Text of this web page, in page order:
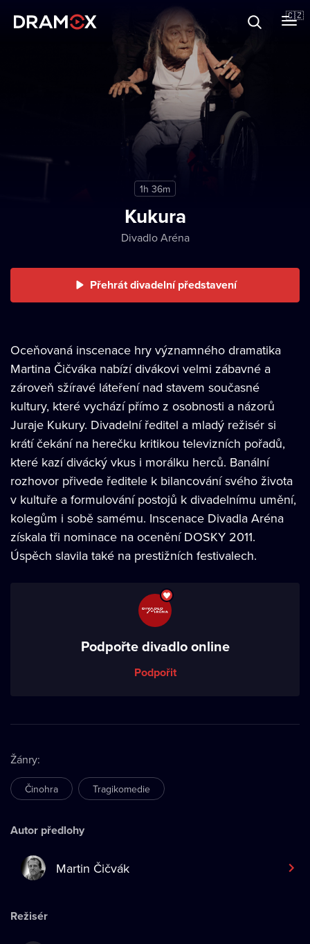
🇨🇿
1h 36m
Kukura
Divadlo Aréna
Přehrát divadelní představení
Oceňovaná inscenace hry významného dramatika
Martina Čičváka nabízí divákovi velmi zábavné a
zároveň sžíravé láteření nad stavem současné
kultury, které vychází přímo z osobnosti a názorů
Juraje Kukury. Divadelní ředitel a mladý režisér si
krátí čekání na herečku kritikou televizních pořadů,
které kazí divácký vkus i morálku herců. Banální
rozhovor přivede ředitele k bilancování svého života
v kultuře a formulování postojů k divadelnímu umění,
kolegům i sobě samému. Inscenace Divadla Aréna
získala tři nominace na ocenění DOSKY 2011.
Úspěch slavila také na prestižních festivalech.
Podpořte divadlo online
Podpořit
Žánry:
Činohra Tragikomedie
Autor předlohy
Martin Čičvák
Režisér